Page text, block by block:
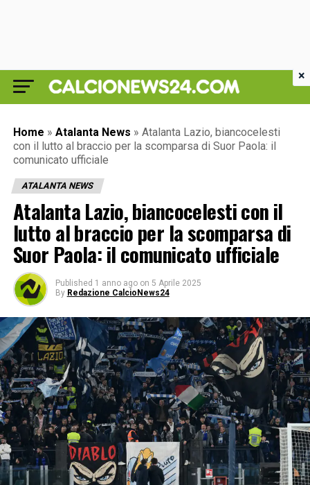
Home » Atalanta News » Atalanta Lazio, biancocelesti
con il lutto al braccio per la scomparsa di Suor Paola: il
comunicato ufficiale
ATALANTA NEWS
Atalanta Lazio, biancocelesti con il
lutto al braccio per la scomparsa di
Suor Paola: il comunicato ufficiale
Published 1 anno ago on 5 Aprile 2025
By Redazione CalcioNews24
×